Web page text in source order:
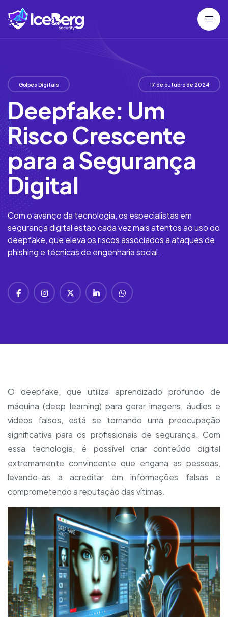
Golpes Digitais 17 de outubro de 2024
Deepfake: Um
Risco Crescente
para a Segurança
Digital
Com o avanço da tecnologia, os especialistas em
segurança digital estão cada vez mais atentos ao uso do
deepfake, que eleva os riscos associados a ataques de
phishing e técnicas de engenharia social.
O deepfake, que utiliza aprendizado profundo de
máquina (deep learning) para gerar imagens, áudios e
vídeos falsos, está se tornando uma preocupação
significativa para os profissionais de segurança. Com
essa tecnologia, é possível criar conteúdo digital
extremamente convincente que engana as pessoas,
levando-as a acreditar em informações falsas e
comprometendo a reputação das vítimas.